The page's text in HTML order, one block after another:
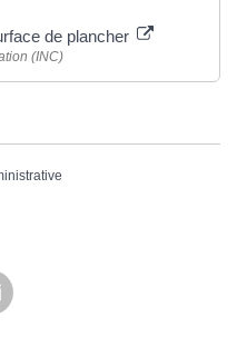
de plancher
(INC)